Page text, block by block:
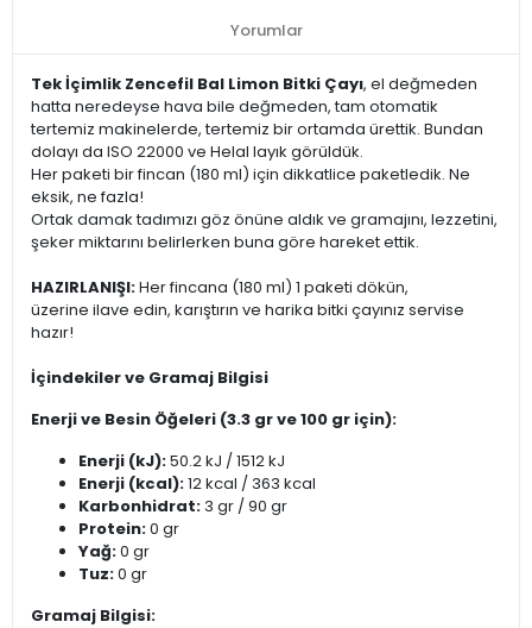
Yorumlar
Tek İçimlik Zencefil Bal Limon Bitki Çayı, el değmeden
hatta neredeyse hava bile değmeden, tam otomatik
tertemiz makinelerde, tertemiz bir ortamda ürettik. Bundan
dolayı da ISO 22000 ve Helal layık görüldük.
Her paketi bir fincan (180 ml) için dikkatlice paketledik. Ne
eksik, ne fazla!
Ortak damak tadımızı göz önüne aldık ve gramajını, lezzetini,
şeker miktarını belirlerken buna göre hareket ettik.
HAZIRLANIŞI:Her fincana (180 ml) 1 paketi dökün,
üzerine ilave edin, karıştırın ve harika bitki çayınız servise
hazır!
İçindekiler ve Gramaj Bilgisi
Enerji ve Besin Öğeleri (3.3 gr ve 100 gr için):
Enerji (kJ):50.2 kJ / 1512 kJ
Enerji (kcal):12 kcal / 363 kcal
Karbonhidrat:3 gr / 90 gr
Protein:0 gr
Yağ:0 gr
Tuz:0 gr
Gramaj Bilgisi: